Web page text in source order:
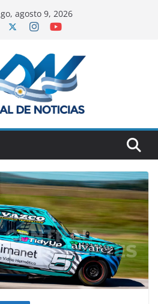
agosto 9, 2026